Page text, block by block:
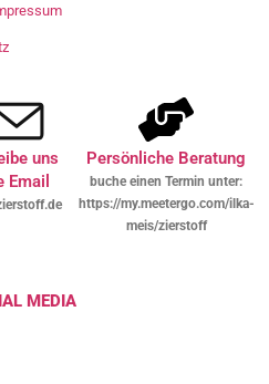
uns
Email
Persönliche Beratung
buche einen Termin unter:
https://my.meetergo.com/ilka-
meis/zierstoff
MEDIA